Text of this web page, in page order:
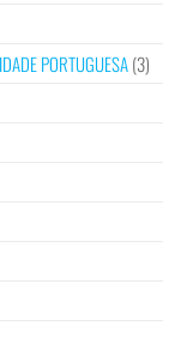
PORTUGUESA(3)